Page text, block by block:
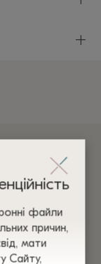
+
у
м’якістю,
мериноса
чого
і
файли
причин,
мати
Сайту,